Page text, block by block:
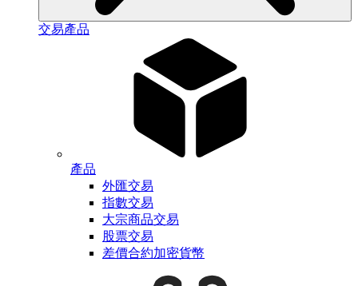
交易產品
產品
外匯交易
指數交易
大宗商品交易
股票交易
差價合約加密貨幣